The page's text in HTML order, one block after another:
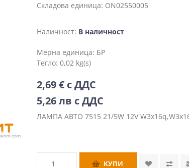
Складова единица: ON02550005
Наличност: В наличност
Мерна единица: БР
Тегло:0,02 kg(s)
2,69 € с ДДС
5,26 лв с ДДС
ЛАМПА АВТО 7515 21/5W 12V